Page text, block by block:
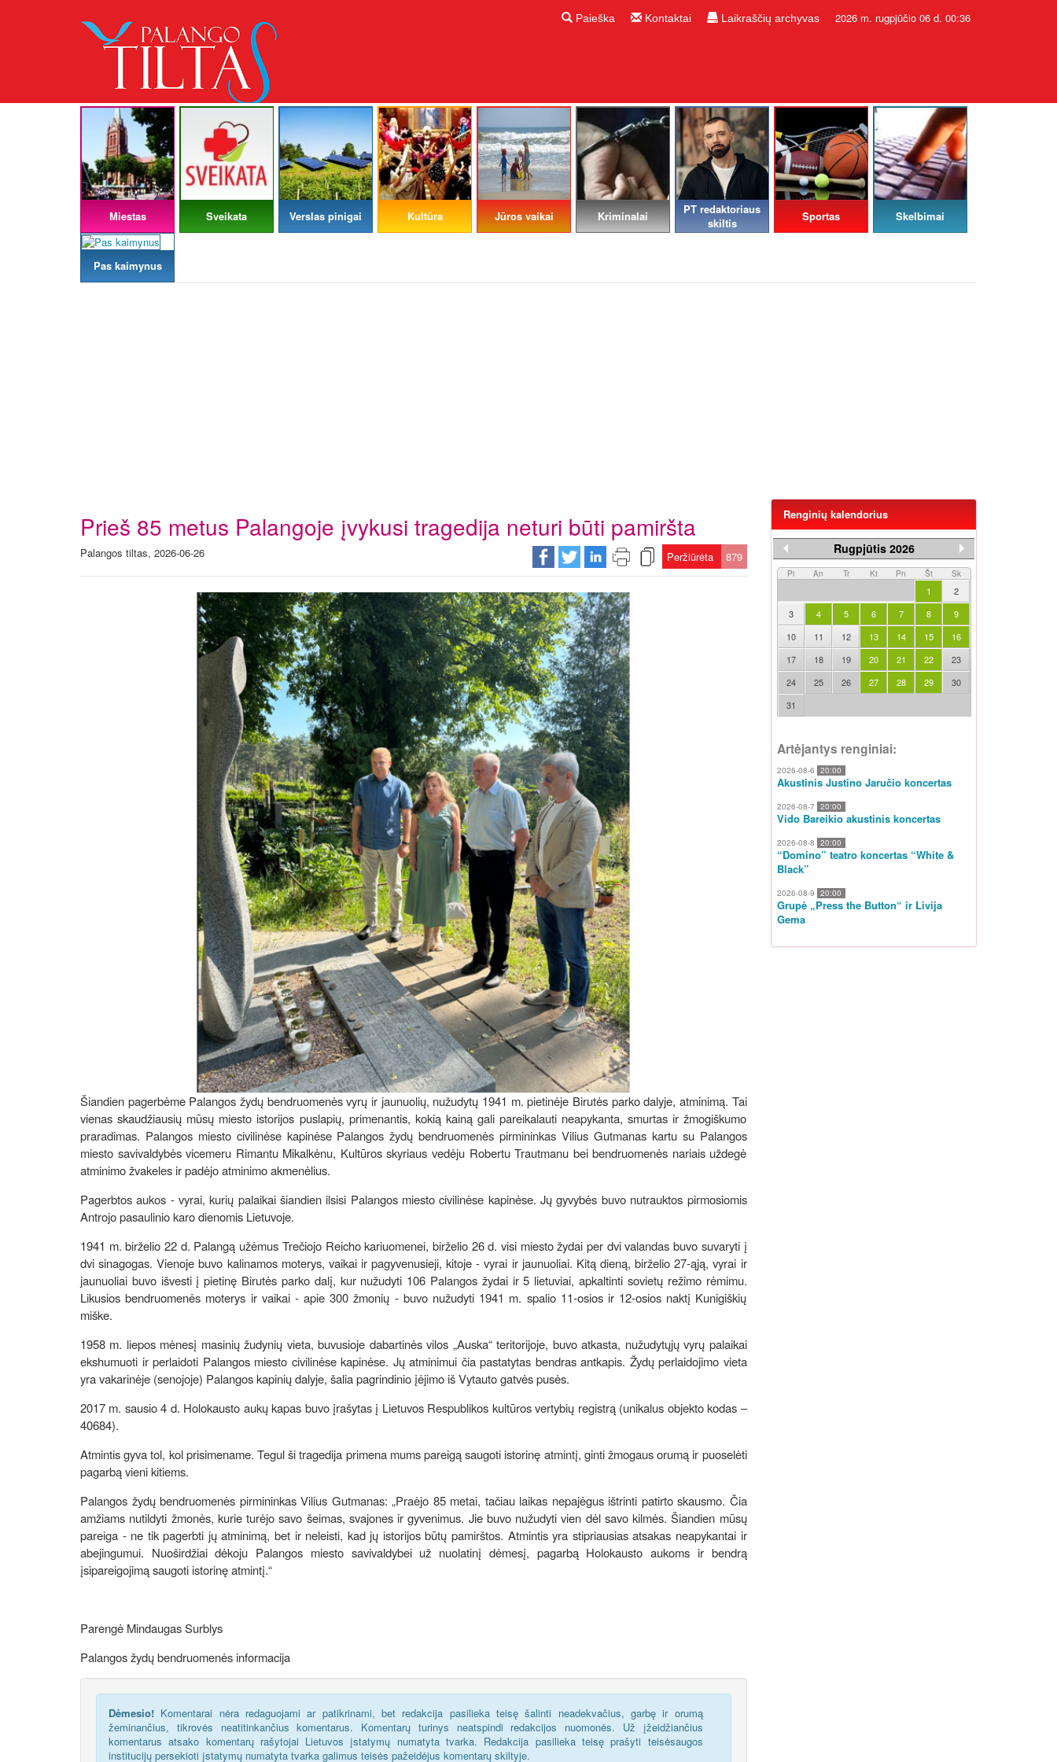
Paieška Kontaktai Laikraščių archyvas 2026 m. rugpjūčio 06 d. 00:36
Miestas Sveikata Verslas pinigai Kultūra Jūros vaikai Kriminalai
PT redaktoriaus
skiltis
Sportas Skelbimai
Pas kaimynus
Prieš 85 metus Palangoje įvykusi tragedija neturi būti pamiršta
Palangos tiltas, 2026-06-26 Peržiūrėta 879
Šiandien pagerbėme Palangos žydų bendruomenės vyrų ir jaunuolių, nužudytų 1941 m. pietinėje Birutės parko dalyje, atminimą. Tai
vienas skaudžiausių mūsų miesto istorijos puslapių, primenantis, kokią kainą gali pareikalauti neapykanta, smurtas ir žmogiškumo
praradimas. Palangos miesto civilinėse kapinėse Palangos žydų bendruomenės pirmininkas Vilius Gutmanas kartu su Palangos
miesto savivaldybės vicemeru Rimantu Mikalkėnu, Kultūros skyriaus vedėju Robertu Trautmanu bei bendruomenės nariais uždegė
atminimo žvakeles ir padėjo atminimo akmenėlius.
Pagerbtos aukos - vyrai, kurių palaikai šiandien ilsisi Palangos miesto civilinėse kapinėse. Jų gyvybės buvo nutrauktos pirmosiomis
Antrojo pasaulinio karo dienomis Lietuvoje.
1941 m. birželio 22 d. Palangą užėmus Trečiojo Reicho kariuomenei, birželio 26 d. visi miesto žydai per dvi valandas buvo suvaryti į
dvi sinagogas. Vienoje buvo kalinamos moterys, vaikai ir pagyvenusieji, kitoje - vyrai ir jaunuoliai. Kitą dieną, birželio 27-ąją, vyrai ir
jaunuoliai buvo išvesti į pietinę Birutės parko dalį, kur nužudyti 106 Palangos žydai ir 5 lietuviai, apkaltinti sovietų režimo rėmimu.
Likusios bendruomenės moterys ir vaikai - apie 300 žmonių - buvo nužudyti 1941 m. spalio 11-osios ir 12-osios naktį Kunigiškių
miške.
1958 m. liepos mėnesį masinių žudynių vieta, buvusioje dabartinės vilos „Auska“ teritorijoje, buvo atkasta, nužudytųjų vyrų palaikai
ekshumuoti ir perlaidoti Palangos miesto civilinėse kapinėse. Jų atminimui čia pastatytas bendras antkapis. Žydų perlaidojimo vieta
yra vakarinėje (senojoje) Palangos kapinių dalyje, šalia pagrindinio įėjimo iš Vytauto gatvės pusės.
2017 m. sausio 4 d. Holokausto aukų kapas buvo įrašytas į Lietuvos Respublikos kultūros vertybių registrą (unikalus objekto kodas –
40684).
Atmintis gyva tol, kol prisimename. Tegul ši tragedija primena mums pareigą saugoti istorinę atmintį, ginti žmogaus orumą ir puoselėti
pagarbą vieni kitiems.
Palangos žydų bendruomenės pirmininkas Vilius Gutmanas: „Praėjo 85 metai, tačiau laikas nepajėgus ištrinti patirto skausmo. Čia
amžiams nutildyti žmonės, kurie turėjo savo šeimas, svajones ir gyvenimus. Jie buvo nužudyti vien dėl savo kilmės. Šiandien mūsų
pareiga - ne tik pagerbti jų atminimą, bet ir neleisti, kad jų istorijos būtų pamirštos. Atmintis yra stipriausias atsakas neapykantai ir
abejingumui. Nuoširdžiai dėkoju Palangos miesto savivaldybei už nuolatinį dėmesį, pagarbą Holokausto aukoms ir bendrą
įsipareigojimą saugoti istorinę atmintį.“
Parengė Mindaugas Surblys
Palangos žydų bendruomenės informacija
Dėmesio! Komentarai nėra redaguojami ar patikrinami, bet redakcija pasilieka teisę šalinti neadekvačius, garbę ir orumą
žeminančius, tikrovės neatitinkančius komentarus. Komentarų turinys neatspindi redakcijos nuomonės. Už įžeidžiančius
komentarus atsako komentarų rašytojai Lietuvos įstatymų numatyta tvarka. Redakcija pasilieka teisę prašyti teisėsaugos
institucijų persekioti įstatymų numatyta tvarka galimus teisės pažeidėjus komentarų skiltyje.
Renginių kalendorius
Rugpjūtis 2026
Pi An Tr Kt Pn Št Sk
1
2
3
4 5 6 7 8
9
10
11 12 13 14 15
16
17
18 19 20 21 22
23
24
25 26 27 28 29
30
31
Artėjantys renginiai:
2026-08-6 20:00
Akustinis Justino Jaručio koncertas
2026-08-7 20:00
Vido Bareikio akustinis koncertas
2026-08-8 20:00
“Domino” teatro koncertas “White &
Black”
2026-08-9 20:00
Grupė „Press the Button“ ir Livija
Gema